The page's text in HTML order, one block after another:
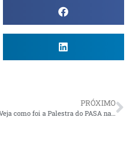
PRÓXIMO
Veja como foi a Palestra do PASA na AMBEP-Aracaju